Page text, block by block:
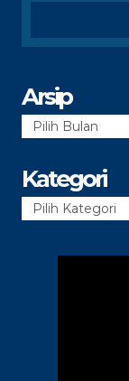
Arsip
Arsip
Kategori
Kategori